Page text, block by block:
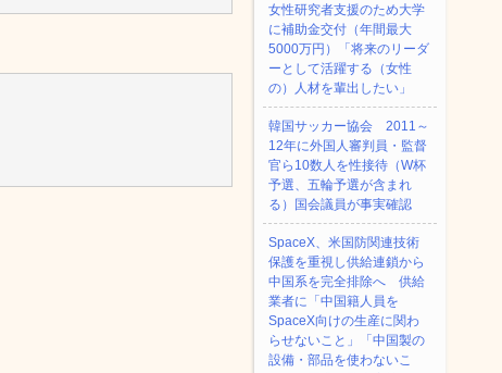
女性研究者支援のため大学
に補助金交付（年間最大
5000万円）「将来のリーダ
ーとして活躍する（女性
の）人材を輩出したい」
韓国サッカー協会 2011～
12年に外国人審判員・監督
官ら10数人を性接待（W杯
予選、五輪予選が含まれ
る）国会議員が事実確認
SpaceX、米国防関連技術
保護を重視し供給連鎖から
中国系を完全排除へ 供給
業者に「中国籍人員を
SpaceX向けの生産に関わ
らせないこと」「中国製の
設備・部品を使わないこ